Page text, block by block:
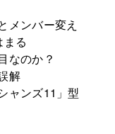
メンバー変え
る
なのか？
解
ャンズ11」型